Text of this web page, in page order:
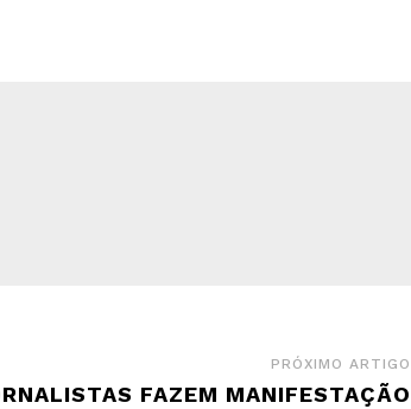
PRÓXIMO ARTIGO
FAZEM MANIFESTAÇÃO